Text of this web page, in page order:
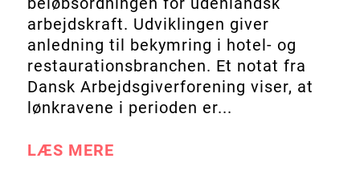
arbejdskraft. Udviklingen giver
anledning til bekymring i hotel- og
restaurationsbranchen. Et notat fra
Dansk Arbejdsgiverforening viser, at
lønkravene i perioden er...
LÆS MERE